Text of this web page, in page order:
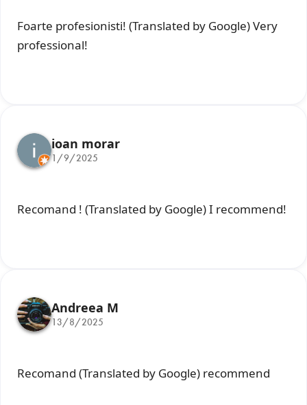
Foarte profesionisti! (Translated by Google) Very
professional!
ioan morar
1/9/2025
Recomand ! (Translated by Google) I recommend!
Andreea M
13/8/2025
Recomand (Translated by Google) recommend